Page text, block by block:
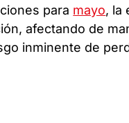
para mayo, la
afectando de
inminente de